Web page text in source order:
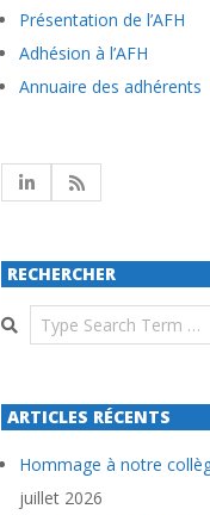
Présentation de l’AFH
Adhésion à l’AFH
Annuaire des adhérents
RECHERCHER
Search
ARTICLES RÉCENTS
Hommage à notre
juillet 2026